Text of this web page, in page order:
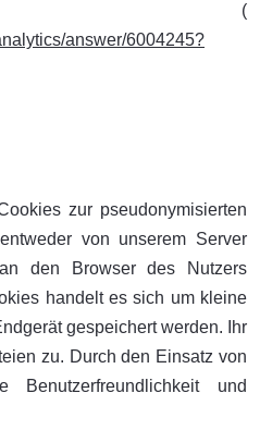
(
answer/6004245?
zur pseudonymisierten
von unserem Server
den Browser des Nutzers
handelt es sich um kleine
gespeichert werden. Ihr
zu. Durch den Einsatz von
und